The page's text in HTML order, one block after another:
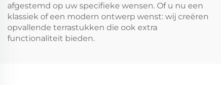
afgestemd op uw specifieke wensen. Of u nu een
klassiek of een modern ontwerp wenst: wij creëren
opvallende terrastukken die ook extra
functionaliteit bieden.